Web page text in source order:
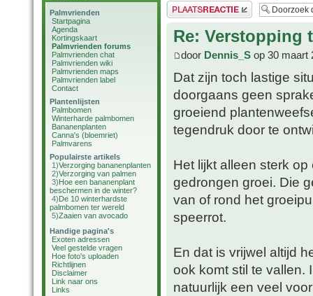
Palmvrienden
Startpagina
Agenda
Kortingskaart
Palmvrienden forums
Palmvrienden chat
Palmvrienden wiki
Palmvrienden maps
Palmvrienden label
Contact
Plantenlijsten
Palmbomen
Winterharde palmbomen
Bananenplanten
Canna's (bloemriet)
Palmvarens
Populairste artikels
1)Verzorging bananenplanten
2)Verzorging van palmen
3)Hoe een bananenplant
beschermen in de winter?
4)De 10 winterhardste
palmbomen ter wereld
5)Zaaien van avocado
Handige pagina's
Exoten adressen
Veel gestelde vragen
Hoe foto's uploaden
Richtlijnen
Disclaimer
Link naar ons
Links
Plaats een reactie
Re: Verstopping
door Dennis_S op 30 maart
Dat zijn toch lastige
doorgaans geen
groeiend
tegendruk door te
Het lijkt alleen sterk
gedrongen groei. Die
van of rond het
speerrot.
En dat is vrijwel altijd
ook komt stil te vallen.
natuurlijk een veel